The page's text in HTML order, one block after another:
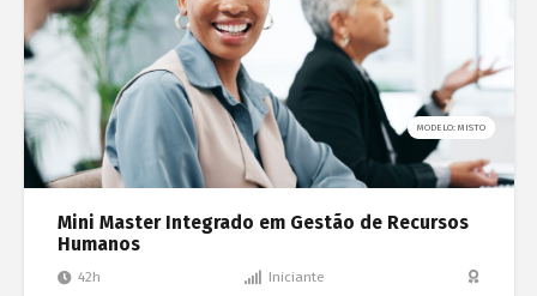
MODELO: MISTO
Mini Master Integrado em Gestão de Recursos
Humanos
42h
Iniciante